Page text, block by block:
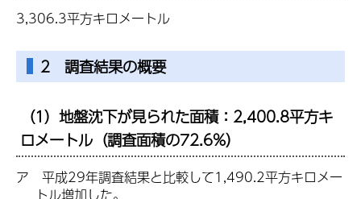
3,306.3平方キロメートル
2 調査結果の概要
（1）地盤沈下が見られた面積：2,400.8平方キ
ロメートル（調査面積の72.6%）
ア 平成29年調査結果と比較して1,490.2平方キロメー
トル増加した。